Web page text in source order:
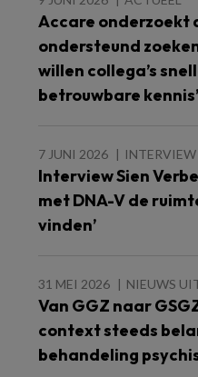
Accare onderzoekt
ondersteund
willen collega’s
betrouwbare
7 JUNI 2026 INTERVIEW
Interview Sien
met DNA-V de
vinden’
31 MEI 2026 NIEUWS
Van GGZ naar
context steeds
behandeling